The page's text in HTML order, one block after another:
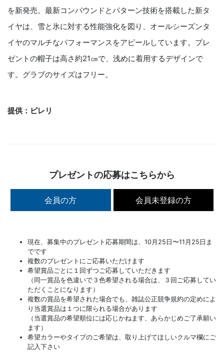
を新発売。最新コンパウンドとパターン技術を搭載した新タ
イヤは、雪と氷に対する性能強化を図り、オールシーズンタ
イヤのマルチなパフォーマンスをアピールしています。プレ
ゼントの帽子は高さ約21㎝で、浅めに着用するデザインで
す。グラブのサイズはフリー。
提供：ピレリ
プレゼントの応募はこちらから
会員の方 会員未登録の方
現在、募集中のプレゼント応募期間は、10月25日〜11月25日ま
でです
複数のプレゼントにご応募いただけます
希望賞品ごとに１回ずつご応募していただきます
（同一賞品を色違いで３色希望される場合は、３回ご応募してい
ただくことになります）
複数の賞品を希望された場合でも、雑誌公正競争規約の定めによ
り当選賞品は１つに限られる場合があります
（当選賞品の希望順位には応じかねます、あらかじめご了承願い
ます）
希望カラーやタイプのご希望は、取り上げてほしいクルマ欄にご
記入下さい